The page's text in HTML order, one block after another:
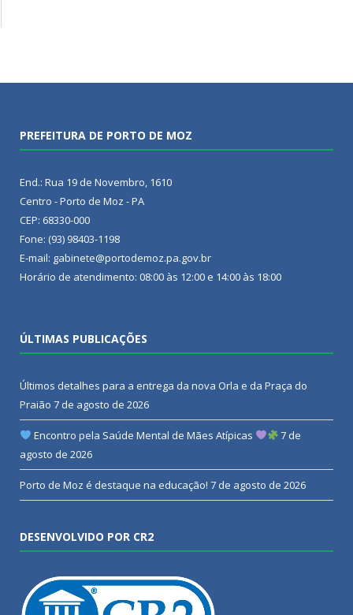
PREFEITURA DE PORTO DE MOZ
End.: Rua 19 de Novembro, 1610
Centro - Porto de Moz - PA
CEP: 68330-000
Fone: (93) 98403-1198
E-mail: gabinete@portodemoz.pa.gov.br
Horário de atendimento: 08:00 às 12:00 e 14:00 às 18:00
ÚLTIMAS PUBLICAÇÕES
Últimos detalhes para a entrega da nova Orla e da Praça do
Praião 7 de agosto de 2026
Encontro pela Saúde Mental de Mães Atípicas
7 de
agosto de 2026
Porto de Moz é destaque na educação! 7 de agosto de 2026
DESENVOLVIDO POR CR2